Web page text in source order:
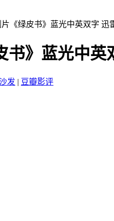
《绿皮书》蓝光中英双字 迅
书》蓝光中英
发 | 豆瓣影评